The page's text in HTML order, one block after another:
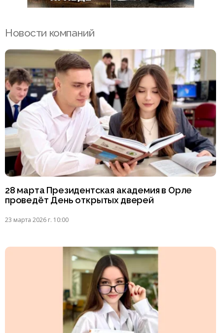
Новости компаний
28 марта Президентская академия в Орле
проведёт День открытых дверей
23 марта 2026 г. 10:00